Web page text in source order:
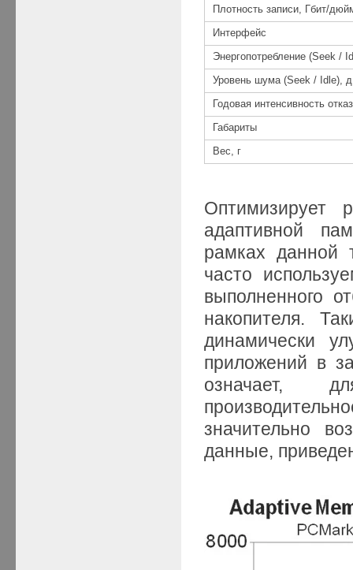
Плотность записи, Гбит/
Интерфейс
Энергопотребление (Seek /
Уровень шума (Seek / Idle),
Годовая интенсивность
Габариты
Вес, г
Оптимизирует
адаптивной
рамках данной
часто
выполненного
накопителя.
динамически
приложений в
означает,
значительно
данные,